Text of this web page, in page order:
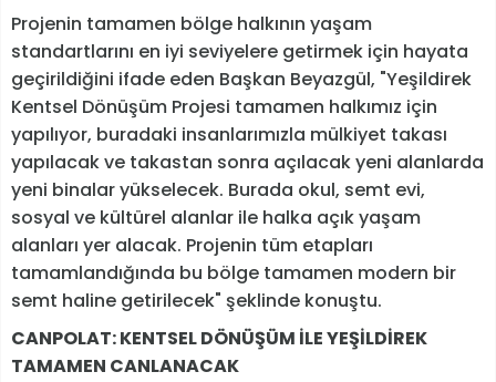
Projenin tamamen bölge halkının yaşam
standartlarını en iyi seviyelere getirmek için hayata
geçirildiğini ifade eden Başkan Beyazgül, "Yeşildirek
Kentsel Dönüşüm Projesi tamamen halkımız için
yapılıyor, buradaki insanlarımızla mülkiyet takası
yapılacak ve takastan sonra açılacak yeni alanlarda
yeni binalar yükselecek. Burada okul, semt evi,
sosyal ve kültürel alanlar ile halka açık yaşam
alanları yer alacak. Projenin tüm etapları
tamamlandığında bu bölge tamamen modern bir
semt haline getirilecek" şeklinde konuştu.
CANPOLAT: KENTSEL DÖNÜŞÜM İLE YEŞİLDİREK
TAMAMEN CANLANACAK